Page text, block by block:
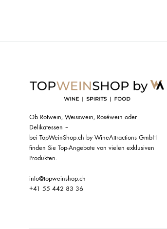
Ob Rotwein, Weisswein, Roséwein oder
Delikatessen –
bei TopWeinShop.ch by WineAttractions GmbH
finden Sie Top-Angebote von vielen exklusiven
Produkten.
info@topweinshop.ch
+41 55 442 83 36